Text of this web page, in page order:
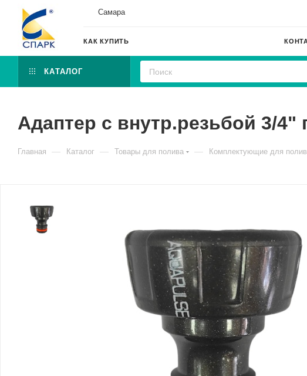
Самара
КАК КУПИТЬ
КАТАЛОГ
Адаптер с внутр.резьбой 3/4"
Главная — Каталог — Товары для полива — Комплектующие для